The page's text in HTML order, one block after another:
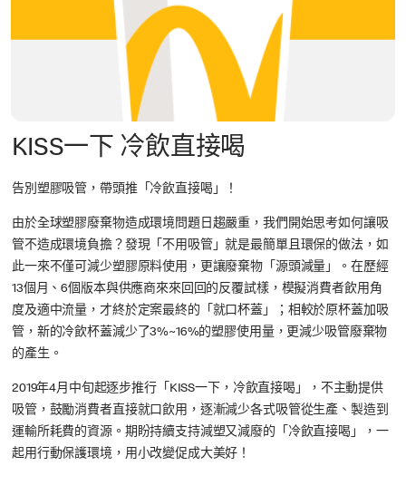
KISS一下 冷飲直接喝
告別塑膠吸管，帶頭推「冷飲直接喝」！
由於全球塑膠廢棄物造成環境問題日趨嚴重，我們開始思考如何讓吸
管不造成環境負擔？發現「不用吸管」就是最簡單且環保的做法，如
此一來不僅可減少塑膠原料使用，更讓廢棄物「源頭減量」。在歷經
13個月、6個版本與供應商來來回回的反覆試樣，模擬消費者飲用角
度及適中流量，才終於定案最終的「就口杯蓋」；相較於原杯蓋加吸
管，新的冷飲杯蓋減少了3%~16%的塑膠使用量，更減少吸管廢棄物
的產生。
2019年4月中旬起逐步推行「KISS一下，冷飲直接喝」，不主動提供
吸管，鼓勵消費者直接就口飲用，逐漸減少各式吸管從生產、製造到
運輸所耗費的資源。期盼持續支持減塑又減廢的「冷飲直接喝」，一
起用行動保護環境，用小改變促成大美好！